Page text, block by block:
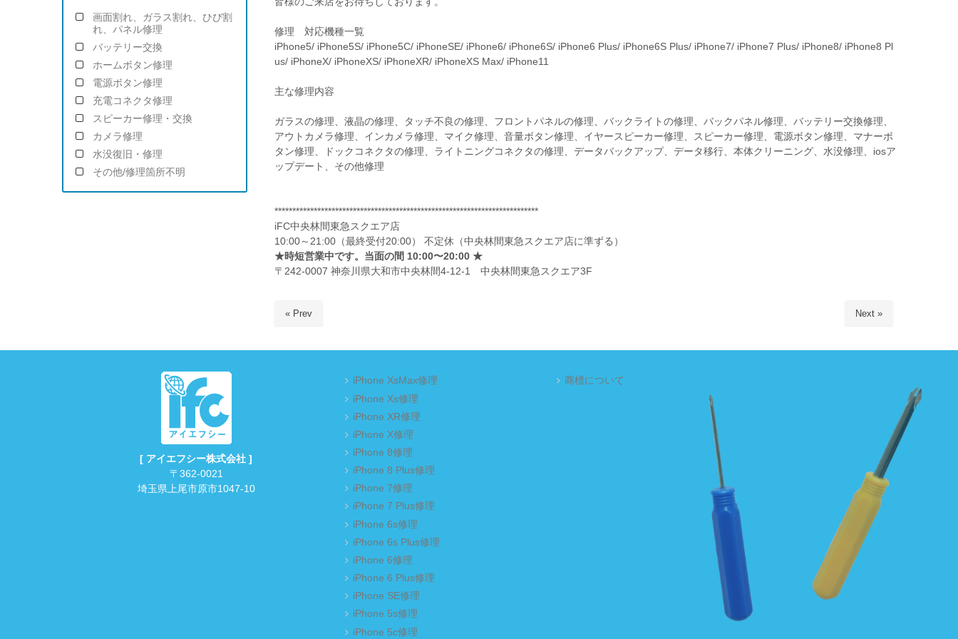
修理 対応機種一覧
iPhone5/ iPhone5S/ iPhone5C/ iPhoneSE/ iPhone6/ iPhone6S/ iPhone6 Plus/ iPhone6S Plus/ iPhone7/ iPhone7 Plus/ iPhone8/ iPhone8 Pl
us/ iPhoneX/ iPhoneXS/ iPhoneXR/ iPhoneXS Max/ iPhone11
主な修理内容
ガラスの修理、液晶の修理、タッチ不良の修理、フロントパネルの修理、バックライトの修理、バックパネル修理、バッテリー交換修理、
アウトカメラ修理、インカメラ修理、マイク修理、音量ボタン修理、イヤースピーカー修理、スピーカー修理、電源ボタン修理、マナーボ
タン修理、ドックコネクタの修理、ライトニングコネクタの修理、データバックアップ、データ移行、本体クリーニング、水没修理、iosア
ップデート、その他修理
**************************************************************************
iFC中央林間東急スクエア店
10:00～21:00（最終受付20:00） 不定休（中央林間東急スクエア店に準ずる）
★時短営業中です。当面の間 10:00〜20:00 ★
〒242-0007 神奈川県大和市中央林間4-12-1 中央林間東急スクエア3F
« Prev Next »
画面割れ、ガラス割れ、ひび割
れ、パネル修理
バッテリー交換
ホームボタン修理
電源ボタン修理
充電コネクタ修理
スピーカー修理・交換
カメラ修理
水没復旧・修理
その他/修理箇所不明
[ アイエフシー株式会社 ]
〒362-0021
埼玉県上尾市原市1047-10
iPhone XsMax修理
iPhone Xs修理
iPhone XR修理
iPhone X修理
iPhone 8修理
iPhone 8 Plus修理
iPhone 7修理
iPhone 7 Plus修理
iPhone 6s修理
iPhone 6s Plus修理
iPhone 6修理
iPhone 6 Plus修理
iPhone SE修理
iPhone 5s修理
iPhone 5c修理
商標について